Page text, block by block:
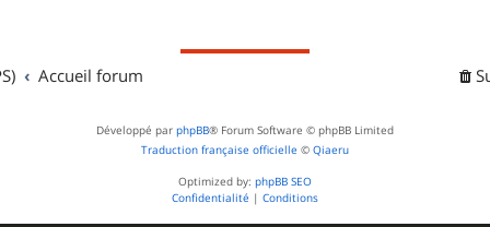
Accueil forum
Développé par phpBB® Forum Software © phpBB Limited
Traduction française officielle © Qiaeru
Optimized by: phpBB SEO
Confidentialité | Conditions